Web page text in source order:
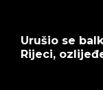
Urušio se
Rijeci,